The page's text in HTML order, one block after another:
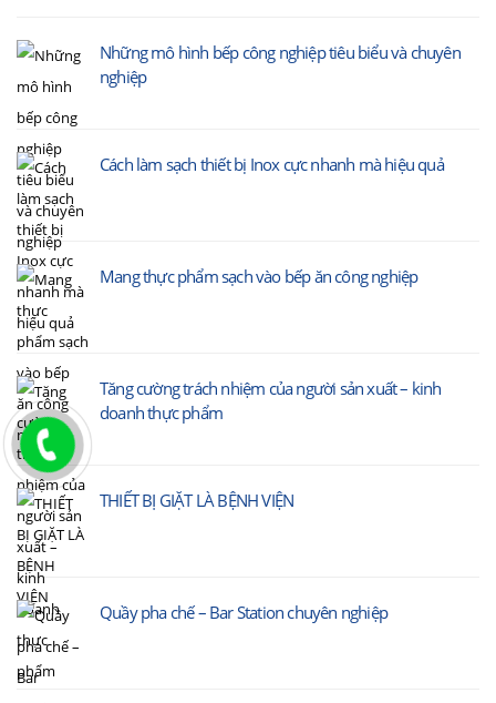
Những mô hình bếp công nghiệp tiêu biểu và chuyên
nghiệp
Cách làm sạch thiết bị Inox cực nhanh mà hiệu quả
Mang thực phẩm sạch vào bếp ăn công nghiệp
Tăng cường trách nhiệm của người sản xuất – kinh
doanh thực phẩm
THIẾT BỊ GIẶT LÀ BỆNH VIỆN
Quầy pha chế – Bar Station chuyên nghiệp